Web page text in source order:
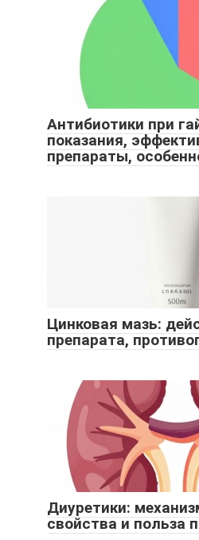
Антибиотики при
показания,
препараты,
Цинковая мазь:
препарата,
Диуретики:
свойства и польза